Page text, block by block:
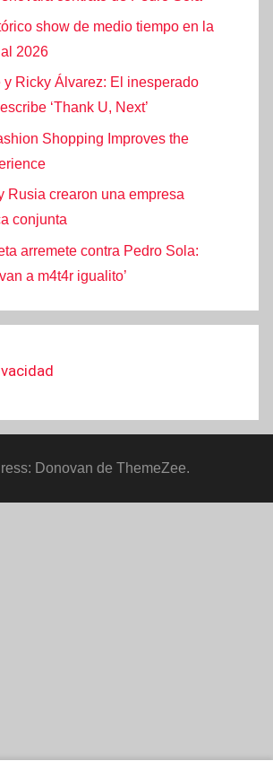
show de medio tiempo en la
2026
y Ricky Álvarez: El inesperado
‘Thank U, Next’
Shopping Improves the
Rusia crearon una empresa
conjunta
arremete contra Pedro Sola:
a m4t4r igualito’
Donovan de ThemeZee.